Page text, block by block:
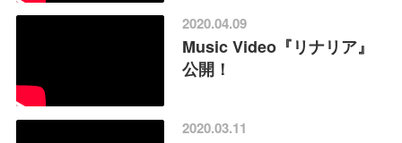
2020.04.09
Music Video『リナリア』
公開！
2020.03.11